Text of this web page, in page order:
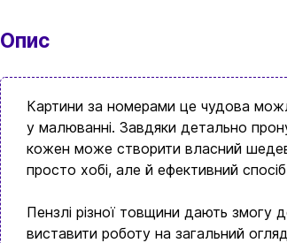
Опис
Картини за номерами це чудова
у малюванні. Завдяки детально
кожен може створити власний
просто хобі, але й ефективний
Пензлі різної товщини дають змогу
виставити роботу на загальний